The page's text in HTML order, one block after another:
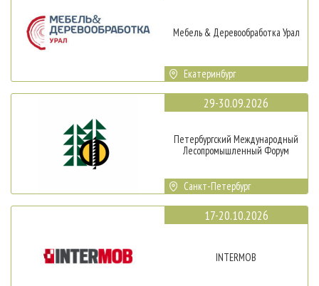
Мебель & Деревообработка Урал
Екатеринбург
29-30.09.2026
Петербургский Международный
Лесопромышленный Форум
Санкт-Петербург
17-20.10.2026
INTERMOB